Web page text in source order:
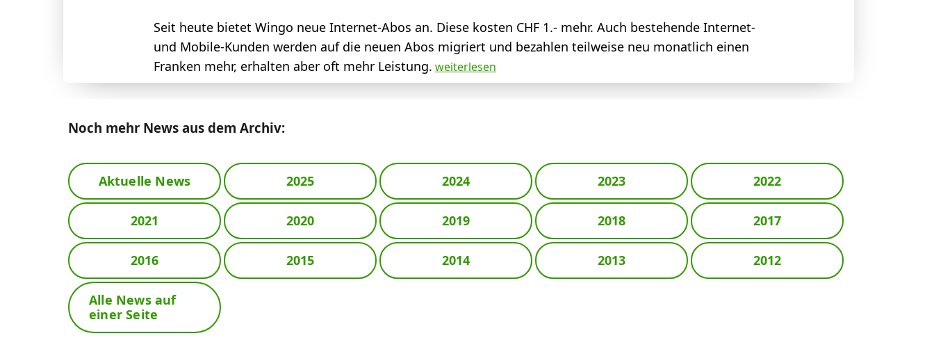
Seit heute bietet Wingo neue Internet-Abos an. Diese kosten CHF 1.- mehr. Auch bestehende Internet-
und Mobile-Kunden werden auf die neuen Abos migriert und bezahlen teilweise neu monatlich einen
Franken mehr, erhalten aber oft mehr Leistung. weiterlesen
Noch mehr News aus dem Archiv:
Aktuelle News 2025 2024 2023 2022
2021 2020 2019 2018 2017
2016 2015 2014 2013 2012
Alle News auf
einer Seite